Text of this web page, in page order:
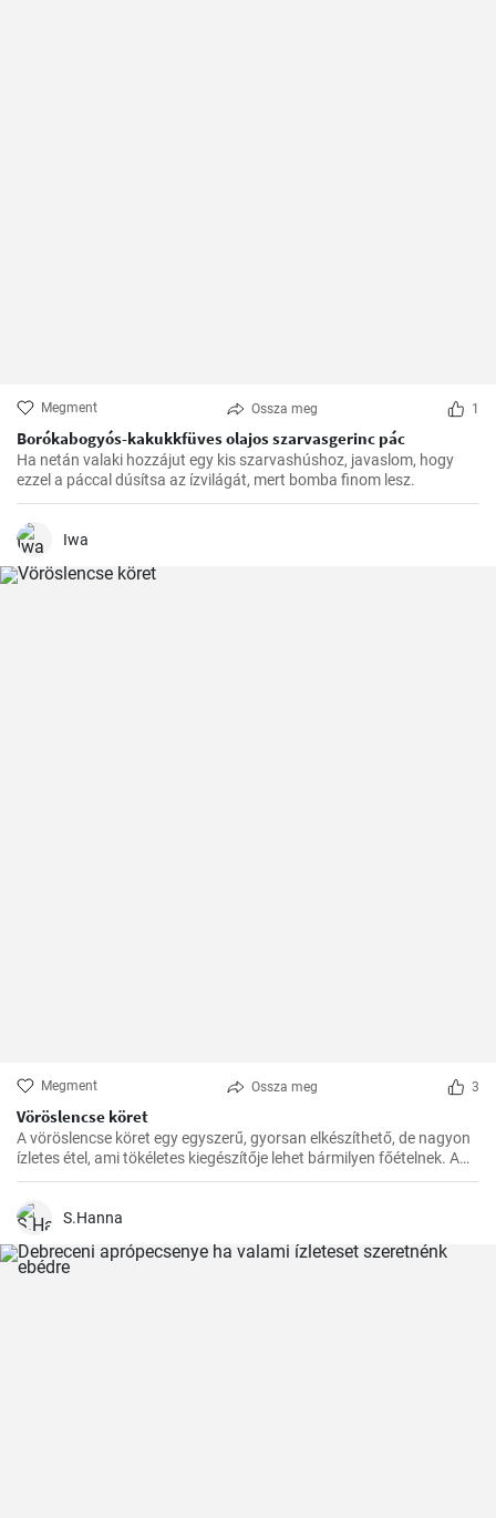
Megment Ossza meg 1
Borókabogyós-kakukkfüves olajos szarvasgerinc pác
Ha netán valaki hozzájut egy kis szarvashúshoz, javaslom, hogy
ezzel a páccal dúsítsa az ízvilágát, mert bomba finom lesz.
Iwa
Megment Ossza meg 3
Vöröslencse köret
A vöröslencse köret egy egyszerű, gyorsan elkészíthető, de nagyon
ízletes étel, ami tökéletes kiegészítője lehet bármilyen főételnek. A
lencse nagyon egészséges, remek fehérje- és rostforrás, így jól illik a
S.Hanna